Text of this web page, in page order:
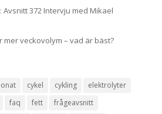
Avsnitt 372 Intervju med Mikael
mer veckovolym – vad är bäst?
cykel cykling
elektrolyter
faq fett
frågeavsnitt